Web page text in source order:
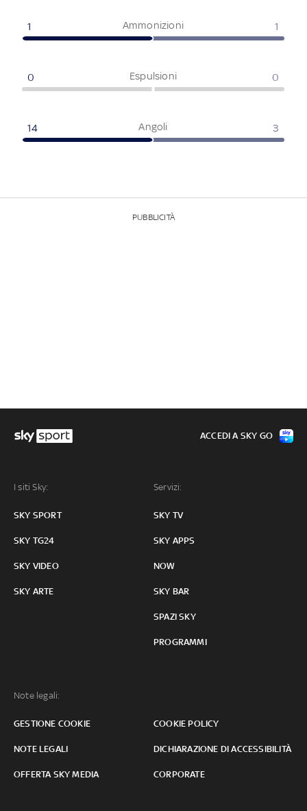
Ammonizioni
1 1
Espulsioni
0 0
Angoli
14 3
PUBBLICITÀ
I siti Sky:
SKY SPORT
SKY TG24
SKY VIDEO
SKY ARTE
Servizi:
SKY TV
SKY APPS
NOW
SKY BAR
SPAZI SKY
PROGRAMMI
Note legali:
GESTIONE COOKIE COOKIE POLICY
NOTE LEGALI DICHIARAZIONE DI ACCESSIBILITÀ
OFFERTA SKY MEDIA CORPORATE
ACCEDI A SKY GO